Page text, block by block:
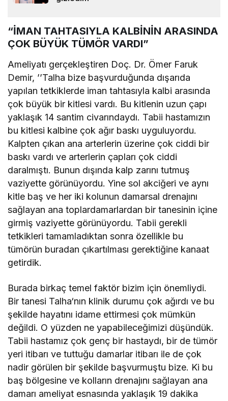
“İMAN TAHTASIYLA KALBİNİN ARASINDA
ÇOK BÜYÜK TÜMÖR VARDI”
Ameliyatı gerçekleştiren Doç. Dr. Ömer Faruk
Demir, ’’Talha bize başvurduğunda dışarıda
yapılan tetkiklerde iman tahtasıyla kalbi arasında
çok büyük bir kitlesi vardı. Bu kitlenin uzun çapı
yaklaşık 14 santim civarındaydı. Tabii hastamızın
bu kitlesi kalbine çok ağır baskı uyguluyordu.
Kalpten çıkan ana arterlerin üzerine çok ciddi bir
baskı vardı ve arterlerin çapları çok ciddi
daralmıştı. Bunun dışında kalp zarını tutmuş
vaziyette görünüyordu. Yine sol akciğeri ve aynı
kitle baş ve her iki kolunun damarsal drenajını
sağlayan ana toplardamarlardan bir tanesinin içine
girmiş vaziyette görünüyordu. Tabii gerekli
tetkikleri tamamladıktan sonra özellikle bu
tümörün buradan çıkartılması gerektiğine kanaat
getirdik.
Burada birkaç temel faktör bizim için önemliydi.
Bir tanesi Talha‘nın klinik durumu çok ağırdı ve bu
şekilde hayatını idame ettirmesi çok mümkün
değildi. O yüzden ne yapabileceğimizi düşündük.
Tabii hastamız çok genç bir hastaydı, bir de tümör
yeri itibarı ve tuttuğu damarlar itibarı ile de çok
nadir görülen bir şekilde başvurmuştu bize. Ki bu
baş bölgesine ve kolların drenajını sağlayan ana
damarı ameliyat esnasında yaklaşık 19 dakika